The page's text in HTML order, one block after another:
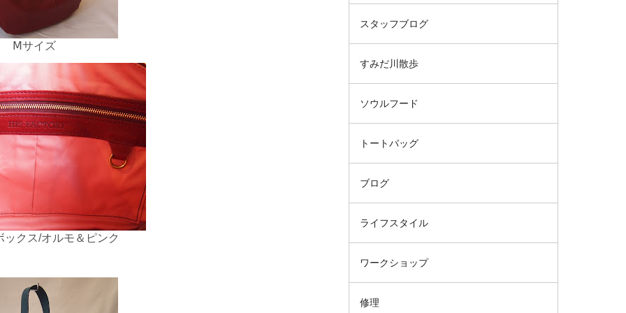
Ⅿサイズ
ックス/オルモ＆ピンク
スタッフブログ
すみだ川散歩
ソウルフード
トートバッグ
ブログ
ライフスタイル
ワークショップ
修理